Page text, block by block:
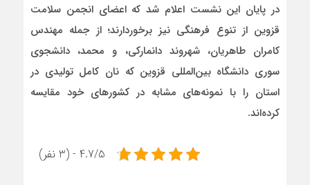
در پایان این نشست اعلام شد که اعضای انجمن سلامت
قزوین از تنوع فرهنگی نیز برخوردارند؛ از جمله مهندس
کامران طاهریان، شهروند دانمارکی، و محمد، دانشجوی
سوری دانشگاه بین‌المللی قزوین که نان کامل تولیدی در
استان را با نمونه‌های مشابه در کشورهای خود مقایسه
کرده‌اند.
4.7/5 - (3 نفر)